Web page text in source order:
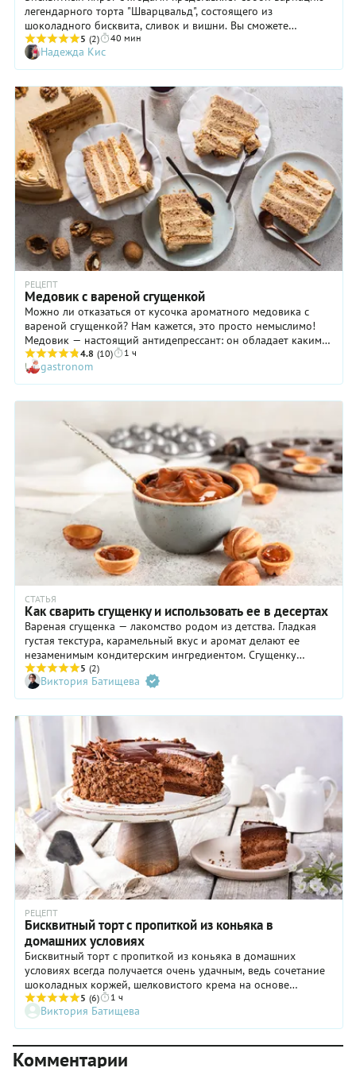
легендарного торта "Шварцвальд", состоящего из
шоколадного бисквита, сливок и вишни. Вы сможете
приготовить его в любое время года, потому что вишню для
бисквита можно брать и свежую, и замороженную, а
остальные продукты всесезонны! Для кремовой прослойки
пирога нужно использовать сметану 30%-ной жирности.
Менее жирная сметана здесь не подходит, т. к. она
недостаточно густая и плотная. Если вы не нашли
подходящий продукт, замените сметану сливками. Их
потребуется примерно 300 мл. Прежде, чем взбивать,
обязательно их охладите, тогда крем получится густым и
воздушным.
5 (2) 40 мин
Надежда Кис
РЕЦЕПТ
Медовик с вареной сгущенкой
Можно ли отказаться от кусочка ароматного медовика с
вареной сгущенкой? Нам кажется, это просто немыслимо!
Медовик — настоящий антидепрессант: он обладает каким-
то уникальным магическим свойством успокаивать и
умиротворять. Существует несколько версий этого десерта,
одна из которых представлена здесь. Согласно нашему
рецепту, в состав теста входят измельченные грецкие орехи,
— выразительной. Ну а крем для медовика с вареной
сгущенкой мы приготовили на основе сметаны. Как вы
понимаете, чем она вкуснее, тем лучше будет конечный
4.8 (10) 1 ч
gastronom
СТАТЬЯ
Как сварить сгущенку и использовать ее в десертах
Вареная сгущенка — лакомство родом из детства. Гладкая
густая текстура, карамельный вкус и аромат делают ее
незаменимым кондитерским ингредиентом. Сгущенку
добавляют в кремы, тесто, наполняют вафельные трубочки и
орешки, прослаивают вафли, мороженое и просто едят
ложкой. В магазинах можно купить уже готовую сгущенку
следовать нашим советам.
5 (2)
Виктория Батищева
РЕЦЕПТ
Бисквитный торт с пропиткой из коньяка в
домашних условиях
Бисквитный торт с пропиткой из коньяка в домашних
условиях всегда получается очень удачным, ведь сочетание
шоколадных коржей, шелковистого крема на основе
натурального шоколада и пропитки с крепким ароматным
алкоголем считается классическим. Важно правильно испечь
бисквит, а основа успеха здесь — хорошо взбить яйца
(опытные хозяйки могут не делить их на белки и желтки) и
аккуратно, но быстро ввести сухие ингредиенты, сохранив
5 (6) 1 ч
Виктория Батищева
Комментарии